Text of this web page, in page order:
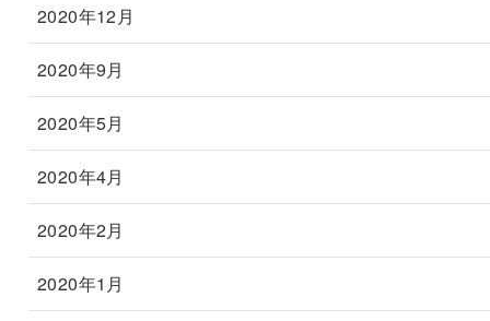
2020年12月
2020年9月
2020年5月
2020年4月
2020年2月
2020年1月